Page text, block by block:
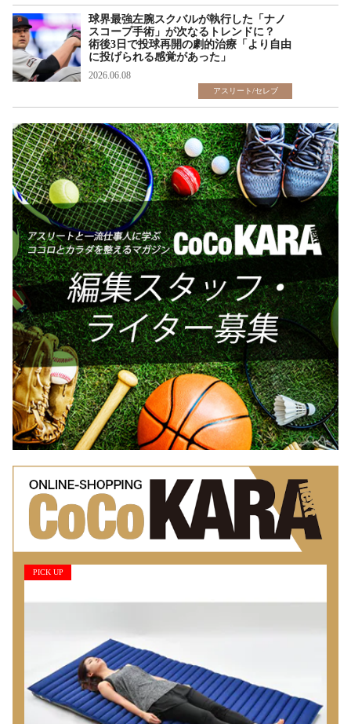
球界最強左腕スクバルが執行した「ナノ
スコープ手術」が次なるトレンドに？
術後3日で投球再開の劇的治療「より自由
に投げられる感覚があった」
2026.06.08
アスリート/セレブ
PICK UP